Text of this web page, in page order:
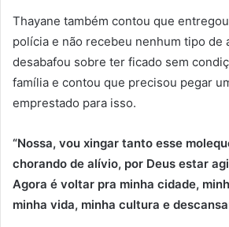
Thayane também contou que
polícia e não recebeu nenhum tipo de
desabafou sobre ter ficado sem
família e contou que precisou pegar
emprestado para isso.
“Nossa, vou xingar tanto esse
chorando de alívio, por Deus estar
Agora é voltar pra minha cidade,
minha vida, minha cultura e